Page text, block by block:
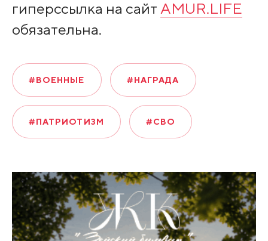
гиперссылка на сайт AMUR.LIFE
обязательна.
#ВОЕННЫЕ #НАГРАДА
#ПАТРИОТИЗМ #СВО